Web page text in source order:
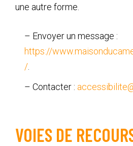
une autre forme.
– Envoyer un message :
https://
/
– Contacter :
VOIES DE